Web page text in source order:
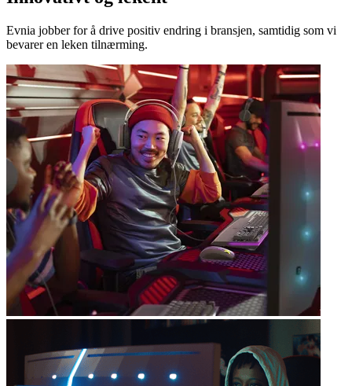
Evnia jobber for å drive positiv endring i bransjen, samtidig som vi
bevarer en leken tilnærming.